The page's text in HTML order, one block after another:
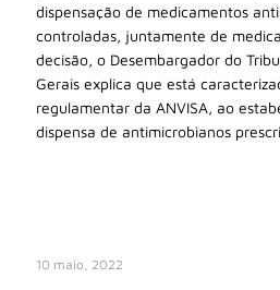
dispensação de medicamentos
controladas, juntamente de
decisão, o Desembargador do
Gerais explica que está
regulamentar da ANVISA, ao
dispensa de antimicrobianos
10 maio, 2022